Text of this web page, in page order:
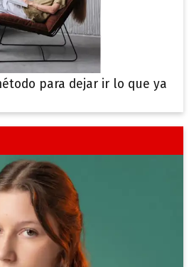
para dejar ir lo que ya